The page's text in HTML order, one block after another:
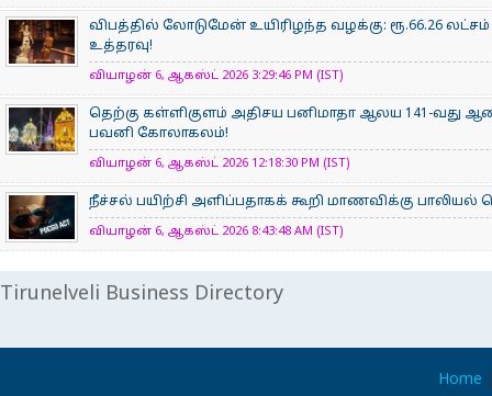
விபத்தில் லோடுமேன் உயிரிழந்த வழக்கு: ரூ.66.26
உத்தரவு!
வியாழன் 6, ஆகஸ்ட் 2026 3:29:46 PM (IST)
தெற்கு கள்ளிகுளம் அதிசய பனிமாதா ஆலய 141-வது
பவனி கோலாகலம்!
வியாழன் 6, ஆகஸ்ட் 2026 12:18:30 PM (IST)
நீச்சல் பயிற்சி அளிப்பதாகக் கூறி மாணவிக்கு
வியாழன் 6, ஆகஸ்ட் 2026 8:43:48 AM (IST)
Tirunelveli Business Directory
Home